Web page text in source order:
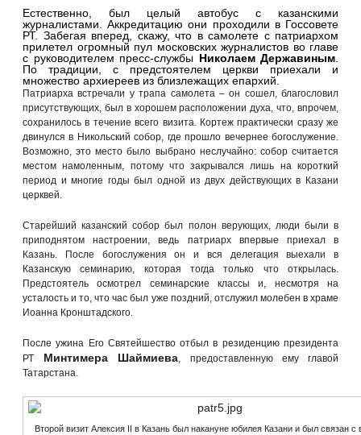
Естественно, был целый автобус с казанскими
журналистами. Аккредитацию они проходили в Госсовете
РТ. Забегая вперед, скажу, что в самолете с патриархом
прилетел огромный пул московских журналистов во главе
с руководителем пресс-службы Николаем Державиным
По традиции, с предстоятелем церкви приехали и
множество архиереев из близлежащих епархий.
Патриарха встречали у трапа самолета – он сошел, благословил
присутствующих, был в хорошем расположении духа, что, впрочем,
сохранилось в течение всего визита. Кортеж практически сразу же
двинулся в Никольский собор, где прошло вечернее богослужение.
Возможно, это место было выбрано неслучайно: собор считается
местом намоленным, потому что закрывался лишь на короткий
период и многие годы был одной из двух действующих в Казани
церквей.
Старейший казанский собор был полон верующих, люди были в
приподнятом настроении, ведь патриарх впервые приехал в
Казань. После богослужения он и вся делегация выехали в
Казанскую семинарию, которая тогда только что открылась.
Предстоятель осмотрел семинарские классы и, несмотря на
усталость и то, что час был уже поздний, отслужил молебен в храме
Иоанна Кронштадского.
После ужина Его Святейшество отбыл в резиденцию президента
РТ
Минтимера Шаймиева , предоставленную ему главой
Татарстана.
Второй визит Алексия II в Казань был накануне юбилея Казани и был связан с